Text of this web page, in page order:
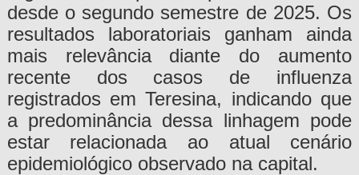
desde o segundo semestre de 2025. Os
resultados laboratoriais ganham ainda
mais relevância diante do aumento
recente dos casos de influenza
registrados em Teresina, indicando que
a predominância dessa linhagem pode
estar relacionada ao atual cenário
epidemiológico observado na capital.